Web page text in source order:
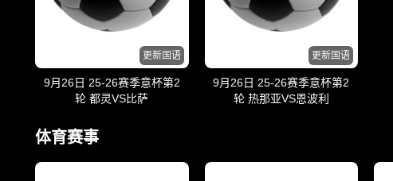
更新国语
9月26日 25-26赛季意杯第2
轮 都灵VS比萨
更新国语
9月26日 25-26赛季意杯第2
轮 热那亚VS恩波利
体育赛事